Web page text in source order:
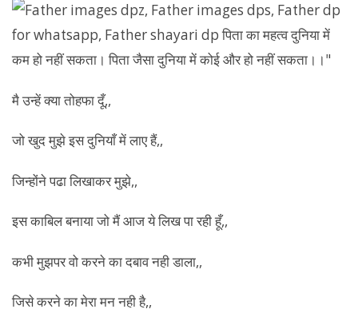
मै उन्हें क्या तोहफा दूँ,,
जो खुद मुझे इस दुनियाँ में लाए हैं,,
जिन्होंने पढा लिखाकर मुझे,,
इस काबिल बनाया जो मैं आज ये लिख पा रही हूँ,,
कभी मुझपर वो करने का दबाव नही डाला,,
जिसे करने का मेरा मन नही है,,